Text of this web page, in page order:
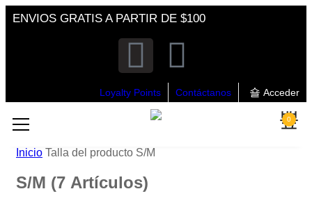
ENVIOS GRATIS A PARTIR DE $100
Loyalty Points Contáctanos Acceder
0
Inicio Talla del producto S/M
S/M (7 Artículos)